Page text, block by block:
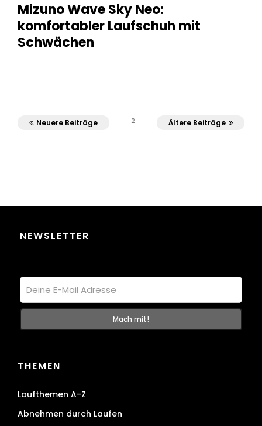
Mizuno Wave Sky Neo:
komfortabler Laufschuh mit
Schwächen
2
Neuere Beiträge Ältere Beiträge
NEWSLETTER
THEMEN
Laufthemen A-Z
Abnehmen durch Laufen